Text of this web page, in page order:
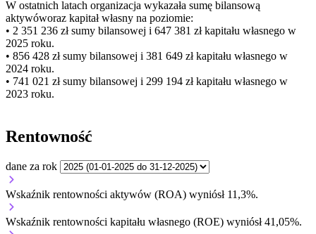
W ostatnich latach organizacja wykazała sumę bilansową
aktywóworaz kapitał własny na poziomie:
• 2 351 236 złsumy bilansowej i 647 381 zł kapitału własnego w
2025 roku.
• 856 428 złsumy bilansowej i 381 649 zł kapitału własnego w
2024 roku.
• 741 021 złsumy bilansowej i 299 194 zł kapitału własnego w
2023 roku.
Rentowność
dane za rok
Wskaźnik rentowności aktywów (ROA) wyniósł 11,3%.
Wskaźnik rentowności kapitału własnego (ROE) wyniósł 41,05%.